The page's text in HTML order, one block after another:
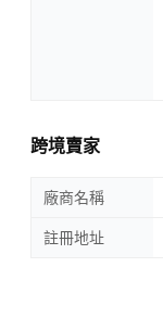
跨境賣家
廠商名稱
註冊地址